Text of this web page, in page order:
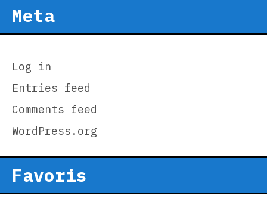
Meta
Log in
Entries feed
Comments feed
WordPress.org
Favoris